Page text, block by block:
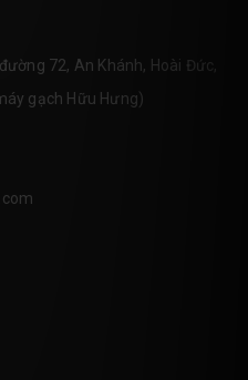
72, An Khánh, Hoài Đức,
gạch Hữu Hưng)